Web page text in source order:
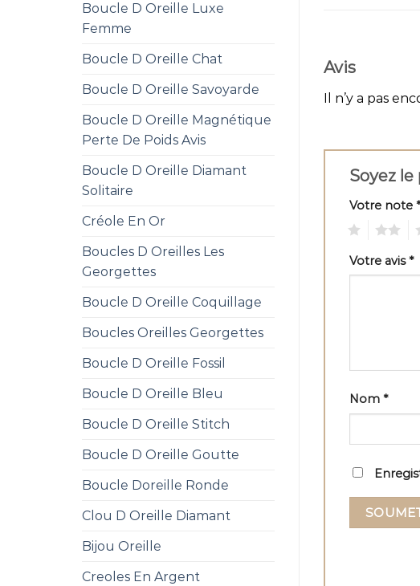
Boucle D Oreille Luxe
Femme
Boucle D Oreille Chat
Boucle D Oreille Savoyarde
Boucle D Oreille Magnétique
Perte De Poids Avis
Boucle D Oreille Diamant
Solitaire
Créole En Or
Boucles D Oreilles Les
Georgettes
Boucle D Oreille Coquillage
Boucles Oreilles Georgettes
Boucle D Oreille Fossil
Boucle D Oreille Bleu
Boucle D Oreille Stitch
Boucle D Oreille Goutte
Boucle Doreille Ronde
Clou D Oreille Diamant
Bijou Oreille
Creoles En Argent
Avis
Il n’y a pas
Soyez
Votre note *
Votre avis*
Nom *